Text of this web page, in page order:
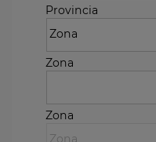
Provincia
Zona
Zona